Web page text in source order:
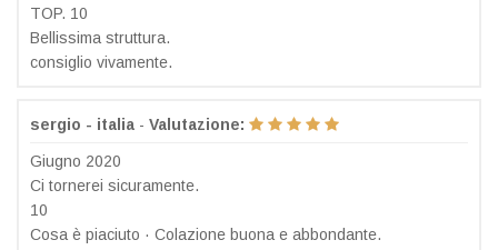
TOP. 10
Bellissima struttura.
consiglio vivamente.
sergio - italia - Valutazione:
Giugno 2020
Ci tornerei sicuramente.
10
Cosa è piaciuto · Colazione buona e abbondante.